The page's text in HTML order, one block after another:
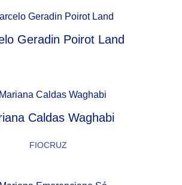
Geradin Poirot Land
Caldas Waghabi
FIOCRUZ